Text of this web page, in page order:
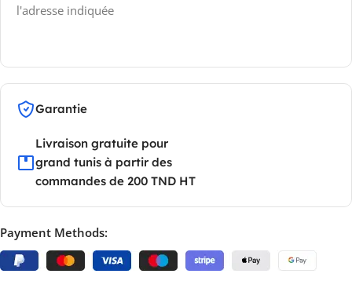
l'adresse indiquée
Garantie
Livraison gratuite pour
grand tunis à partir des
commandes de 200 TND HT
Payment Methods: